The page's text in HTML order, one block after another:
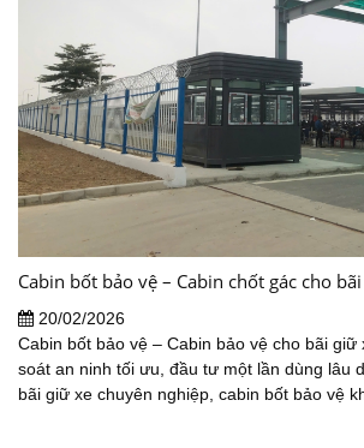
Cabin bốt bảo vệ – Cabin chốt gác cho
20/02/2026
Cabin bốt bảo vệ – Cabin bảo vệ cho bãi giữ
soát an ninh tối ưu, đầu tư một lần dùng lâu
bãi giữ xe chuyên nghiệp, cabin bốt bảo vệ